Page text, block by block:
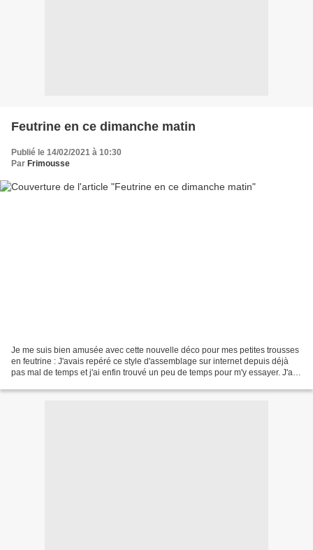
Feutrine en ce dimanche matin
Publié le 14/02/2021 à 10:30
Par Frimousse
Je me suis bien amusée avec cette nouvelle déco pour mes petites trousses
en feutrine : J'avais repéré ce style d'assemblage sur internet depuis déjà
pas mal de temps et j'ai enfin trouvé un peu de temps pour m'y essayer. J'ai